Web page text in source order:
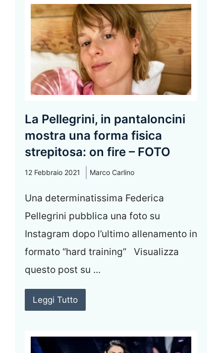
La Pellegrini, in pantaloncini
mostra una forma fisica
strepitosa: on fire – FOTO
12 Febbraio 2021 Marco Carlino
Una determinatissima Federica
Pellegrini pubblica una foto su
Instagram dopo l’ultimo allenamento in
formato “hard training” Visualizza
questo post su ...
Leggi Tutto